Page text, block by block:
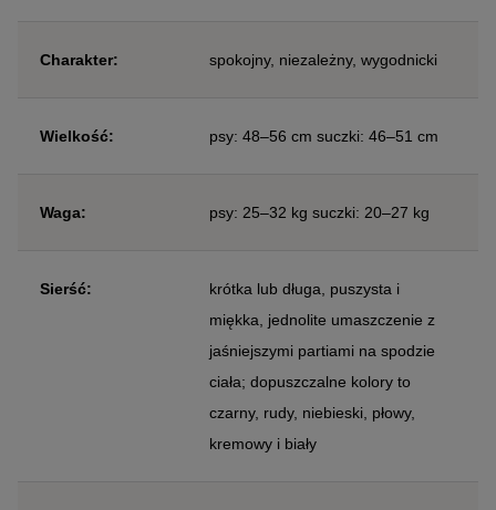
Charakter: spokojny, niezależny, wygodnicki
Wielkość: psy: 48–56 cm suczki: 46–51 cm
Waga: psy: 25–32 kg suczki: 20–27 kg
Sierść:
krótka lub długa, puszysta i
miękka, jednolite umaszczenie z
jaśniejszymi partiami na spodzie
ciała; dopuszczalne kolory to
czarny, rudy, niebieski, płowy,
kremowy i biały